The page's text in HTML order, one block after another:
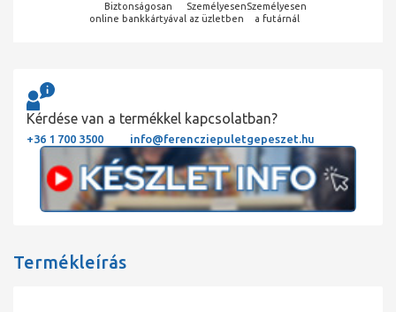
Biztonságosan
online bankkártyával
Személyesen
az üzletben
Személyesen
a futárnál
Kérdése van a termékkel kapcsolatban?
+36 1 700 3500 info@ferencziepuletgepeszet.hu
Termékleírás